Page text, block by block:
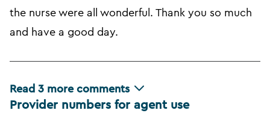
the nurse were all wonderful. Thank you so much
and have a good day.
Read 3 more comments
Provider numbers for agent use